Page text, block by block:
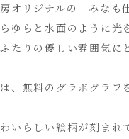
オリジナルの「みなも
ゆらと水面のように光
たりの優しい雰囲気に
、無料のグラボグラフ
いらしい絵柄が刻まれ